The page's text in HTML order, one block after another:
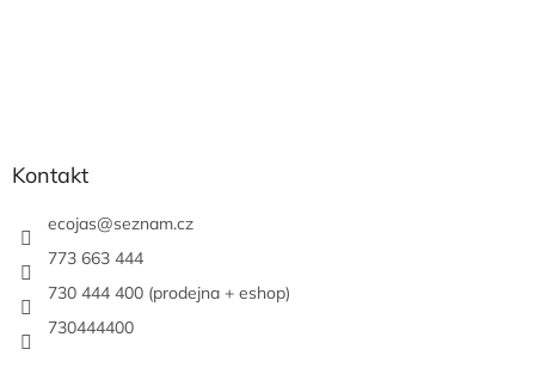
Kontakt
ecojas@seznam.cz
773 663 444
730 444 400 (prodejna + eshop)
730444400